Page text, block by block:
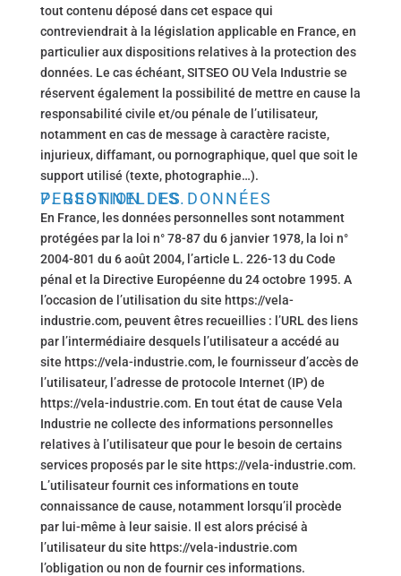
tout contenu déposé dans cet espace qui
contreviendrait à la législation applicable en France, en
particulier aux dispositions relatives à la protection des
données. Le cas échéant, SITSEO OU Vela Industrie se
réservent également la possibilité de mettre en cause la
responsabilité civile et/ou pénale de l’utilisateur,
notamment en cas de message à caractère raciste,
injurieux, diffamant, ou pornographique, quel que soit le
support utilisé (texte, photographie…).
7. GESTION DES DONNÉES PERSONNELLES.
En France, les données personnelles sont notamment
protégées par la loi n° 78-87 du 6 janvier 1978, la loi n°
2004-801 du 6 août 2004, l’article L. 226-13 du Code
pénal et la Directive Européenne du 24 octobre 1995. A
l’occasion de l’utilisation du site https://vela-
industrie.com, peuvent êtres recueillies : l’URL des liens
par l’intermédiaire desquels l’utilisateur a accédé au
site https://vela-industrie.com, le fournisseur d’accès de
l’utilisateur, l’adresse de protocole Internet (IP) de
https://vela-industrie.com. En tout état de cause Vela
Industrie ne collecte des informations personnelles
relatives à l’utilisateur que pour le besoin de certains
services proposés par le site https://vela-industrie.com.
L’utilisateur fournit ces informations en toute
connaissance de cause, notamment lorsqu’il procède
par lui-même à leur saisie. Il est alors précisé à
l’utilisateur du site https://vela-industrie.com
l’obligation ou non de fournir ces informations.